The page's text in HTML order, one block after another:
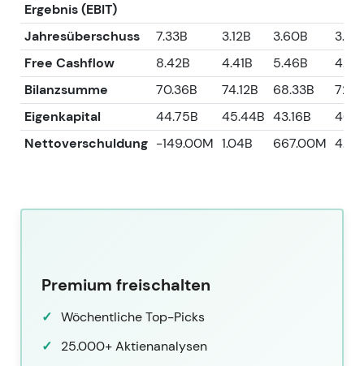
Ergebnis (EBIT)
Jahresüberschuss 7.33B 3.12B 3.60B
Free Cashflow
8.42B 4.41B 5.46B
Bilanzsumme
70.36B 74.12B 68.33B
Eigenkapital
44.75B 45.44B 43.16B
Nettoverschuldung -149.00M 1.04B 667.00M
Premium freischalten
Wöchentliche Top-Picks
25.000+ Aktienanalysen